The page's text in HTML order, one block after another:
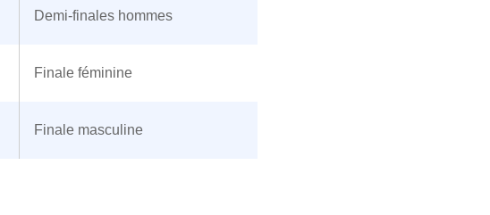
Demi-finales hommes
Finale féminine
Finale masculine